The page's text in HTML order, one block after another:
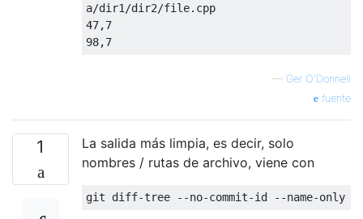
a/dir1/dir2/file.cpp
47,7
— Ger O'Donnell
fuente
1
La salida más limpia, es decir, solo
nombres / rutas de archivo, viene con